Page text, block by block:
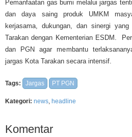
Pemanfaatan gas bumi melalui jargas
dan daya saing produk UMKM
kerjasama, dukungan, dan sinergi
Tarakan dengan Kementerian ESDM.
dan PGN agar membantu
jargas Kota Tarakan secara intensif.
Tags: Jargas PT PGN
Kategori: news, headline
Komentar